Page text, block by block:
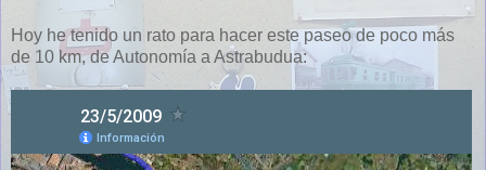
Hoy he tenido un rato para hacer este paseo de poco más
de 10 km, de Autonomía a Astrabudua: